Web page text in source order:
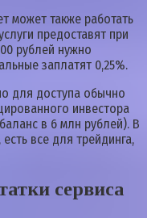
может также работать
предоставят при
рублей нужно
заплатят 0,25%.
для доступа обычно
инвестора
в 6 млн рублей). В
все для трейдинга,
сервиса